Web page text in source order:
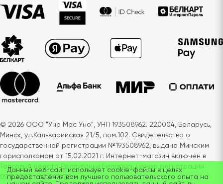
© 2026 ООО "Уно Мас Уно", УНП 193508962. 220004, Беларусь,
Минск, ул.Кальварийская 21/5, пом.102. Свидетельство о
государственной регистрации №193508962, выдано Минским
горисполкомом от 15.02.2021 г. Интернет-магазин включен в
Торговый реестр Республики Беларусь номер регистрации
09.11.2023 г. № 567473
Данный веб-сайт использует cookie-файлы в целях
предоставления вам лучшего пользовательского опыта на